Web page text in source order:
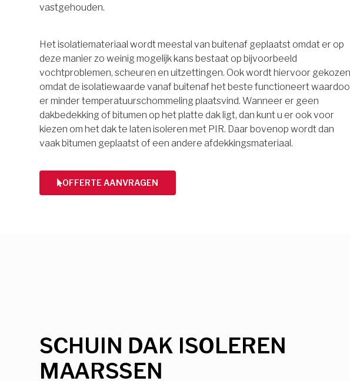
vastgehouden.
Het isolatiemateriaal wordt meestal van buitenaf geplaatst omdat er op
deze manier zo weinig mogelijk kans bestaat op bijvoorbeeld
vochtproblemen, scheuren en uitzettingen. Ook wordt hiervoor gekozen
omdat de isolatiewaarde vanaf buitenaf het beste functioneert
er minder temperatuurschommeling plaatsvind. Wanneer er geen
dakbedekking of bitumen op het platte dak ligt, dan kunt u er ook voor
kiezen om het dak te laten isoleren met PIR. Daar bovenop wordt dan
vaak bitumen geplaatst of een andere afdekkingsmateriaal.
OFFERTE AANVRAGEN
SCHUIN DAK ISOLEREN
MAARSSEN